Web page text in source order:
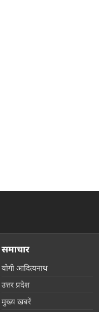
समाचार
योगी आदित्यनाथ
उत्तर प्रदेश
मुख्य ख़बरें